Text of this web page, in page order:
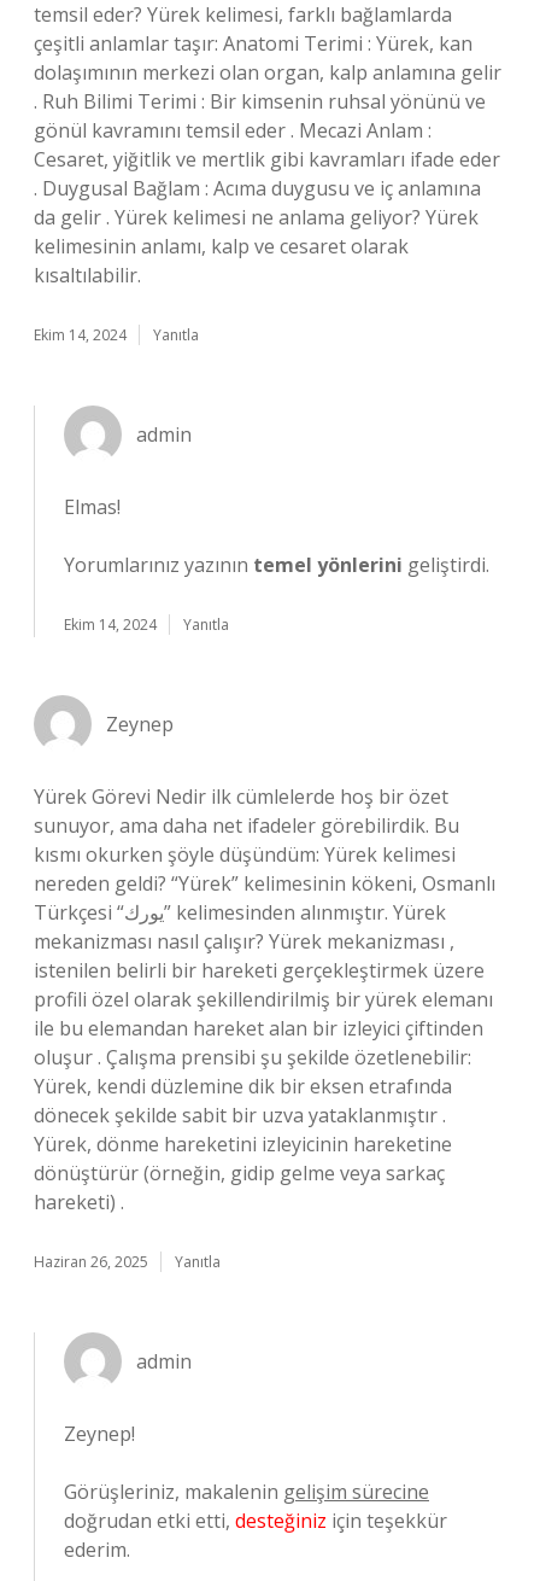
temsil eder? Yürek kelimesi, farklı bağlamlarda
çeşitli anlamlar taşır: Anatomi Terimi : Yürek, kan
dolaşımının merkezi olan organ, kalp anlamına gelir
. Ruh Bilimi Terimi : Bir kimsenin ruhsal yönünü ve
gönül kavramını temsil eder . Mecazi Anlam :
Cesaret, yiğitlik ve mertlik gibi kavramları ifade eder
. Duygusal Bağlam : Acıma duygusu ve iç anlamına
da gelir . Yürek kelimesi ne anlama geliyor? Yürek
kelimesinin anlamı, kalp ve cesaret olarak
kısaltılabilir.
Ekim 14, 2024 Yanıtla
admin
Elmas!
Yorumlarınız yazının temel yönlerini geliştirdi.
Ekim 14, 2024 Yanıtla
Zeynep
Yürek Görevi Nedir ilk cümlelerde hoş bir özet
sunuyor, ama daha net ifadeler görebilirdik. Bu
kısmı okurken şöyle düşündüm: Yürek kelimesi
nereden geldi? “Yürek” kelimesinin kökeni, Osmanlı
Türkçesi “یورك” kelimesinden alınmıştır. Yürek
mekanizması nasıl çalışır? Yürek mekanizması ,
istenilen belirli bir hareketi gerçekleştirmek üzere
profili özel olarak şekillendirilmiş bir yürek elemanı
ile bu elemandan hareket alan bir izleyici çiftinden
oluşur . Çalışma prensibi şu şekilde özetlenebilir:
Yürek, kendi düzlemine dik bir eksen etrafında
dönecek şekilde sabit bir uzva yataklanmıştır .
Yürek, dönme hareketini izleyicinin hareketine
dönüştürür (örneğin, gidip gelme veya sarkaç
hareketi) .
Haziran 26, 2025 Yanıtla
admin
Zeynep!
Görüşleriniz, makalenin gelişim sürecine
doğrudan etki etti, desteğiniz için teşekkür
ederim.